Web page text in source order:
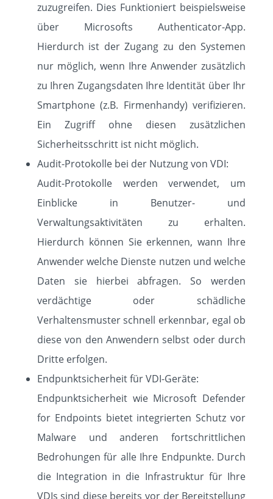
zuzugreifen. Dies Funktioniert beispielsweise
über Microsofts Authenticator-App.
Hierdurch ist der Zugang zu den Systemen
nur möglich, wenn Ihre Anwender zusätzlich
zu Ihren Zugangsdaten Ihre Identität über Ihr
Smartphone (z.B. Firmenhandy) verifizieren.
Ein Zugriff ohne diesen zusätzlichen
Sicherheitsschritt ist nicht möglich.
Audit-Protokolle bei der Nutzung von VDI:
Audit-Protokolle werden verwendet, um
Einblicke in Benutzer- und
Verwaltungsaktivitäten zu erhalten.
Hierdurch können Sie erkennen, wann Ihre
Anwender welche Dienste nutzen und welche
Daten sie hierbei abfragen. So werden
verdächtige oder schädliche
Verhaltensmuster schnell erkennbar, egal ob
diese von den Anwendern selbst oder durch
Dritte erfolgen.
Endpunktsicherheit für VDI-Geräte:
Endpunktsicherheit wie Microsoft Defender
for Endpoints bietet integrierten Schutz vor
Malware und anderen fortschrittlichen
Bedrohungen für alle Ihre Endpunkte. Durch
die Integration in die Infrastruktur für Ihre
VDIs sind diese bereits vor der Bereitstellung